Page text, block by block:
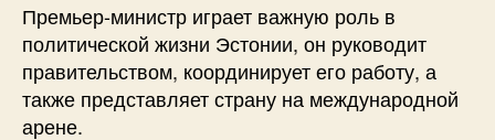
Премьер-министр играет важную роль в
политической жизни Эстонии, он руководит
правительством, координирует его работу, а
также представляет страну на международной
арене.